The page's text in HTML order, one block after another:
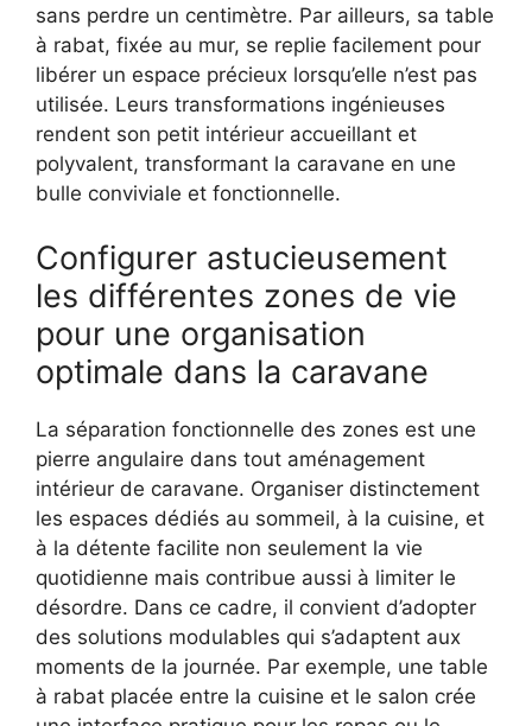
sans perdre un centimètre. Par ailleurs, sa table
à rabat, fixée au mur, se replie facilement pour
libérer un espace précieux lorsqu’elle n’est pas
utilisée. Leurs transformations ingénieuses
rendent son petit intérieur accueillant et
polyvalent, transformant la caravane en une
bulle conviviale et fonctionnelle.
Configurer astucieusement
les différentes zones de vie
pour une organisation
optimale dans la caravane
La séparation fonctionnelle des zones est une
pierre angulaire dans tout aménagement
intérieur de caravane. Organiser distinctement
les espaces dédiés au sommeil, à la cuisine, et
à la détente facilite non seulement la vie
quotidienne mais contribue aussi à limiter le
désordre. Dans ce cadre, il convient d’adopter
des solutions modulables qui s’adaptent aux
moments de la journée. Par exemple, une table
à rabat placée entre la cuisine et le salon crée